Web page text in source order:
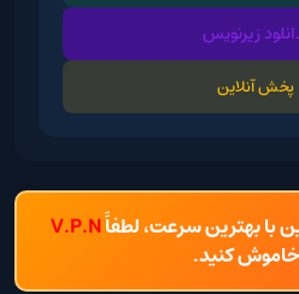
زیرنویس
پخش آنلاین
با بهترین سرعت، لطفاًV.P.N
خاموش کنید.